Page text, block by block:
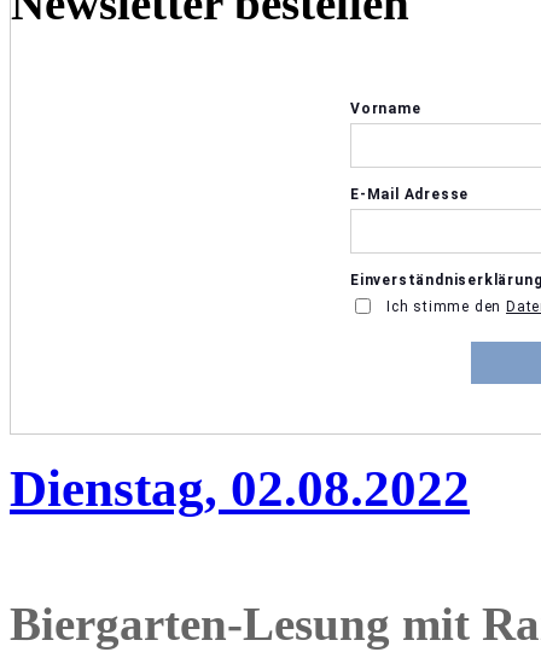
Dienstag, 02.08.2022
Biergarten-Lesung mit